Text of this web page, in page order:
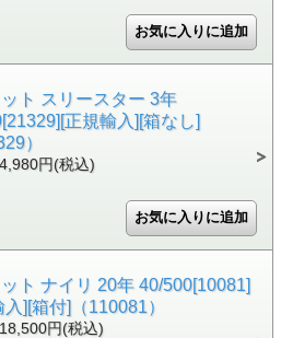
ト スリースター 3年
正規輸入][箱なし]
）
円(税込)
ト ナイリ 20年 40/500[10081]
入][箱付]（110081）
円(税込)